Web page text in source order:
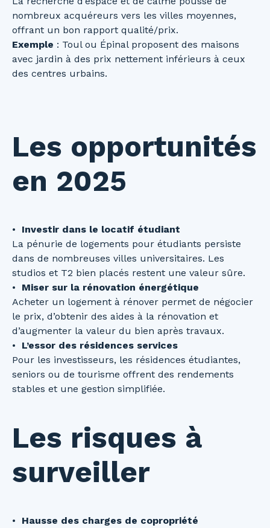
nombreux acquéreurs vers les villes moyennes,
offrant un bon rapport qualité/prix.
Exemple : Toul ou Épinal proposent des maisons
avec jardin à des prix nettement inférieurs à ceux
des centres urbains.
Les opportunités
en 2025
Investir dans le locatif étudiant
La pénurie de logements pour étudiants persiste
dans de nombreuses villes universitaires. Les
studios et T2 bien placés restent une valeur sûre.
Miser sur la rénovation énergétique
Acheter un logement à rénover permet de négocier
le prix, d’obtenir des aides à la rénovation et
d’augmenter la valeur du bien après travaux.
L’essor des résidences services
Pour les investisseurs, les résidences étudiantes,
seniors ou de tourisme offrent des rendements
stables et une gestion simplifiée.
Les risques à
surveiller
Hausse des charges de copropriété